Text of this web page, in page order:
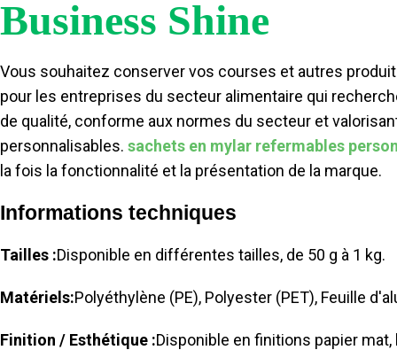
Business Shine
Vous souhaitez conserver vos courses et autres
pour les entreprises du secteur alimentaire qui
de qualité, conforme aux normes du secteur et
personnalisables. sachets en mylar refermables
la fois la fonctionnalité et la présentation de la marque.
Informations techniques
Tailles :Disponible en différentes tailles, de 50 g à 1 kg.
Matériels:Polyéthylène (PE), Polyester (PET), Feuille
Finition / Esthétique :Disponible en finitions papier